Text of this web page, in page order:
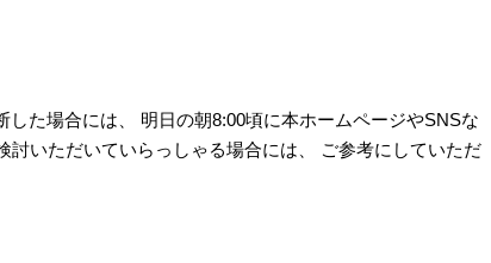
た場合には、 明日の朝8:00頃に本ホームページやSNSな
いただいていらっしゃる場合には、 ご参考にしていただ